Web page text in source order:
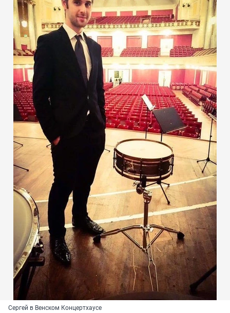
Сергей в Венском Концертхаусе